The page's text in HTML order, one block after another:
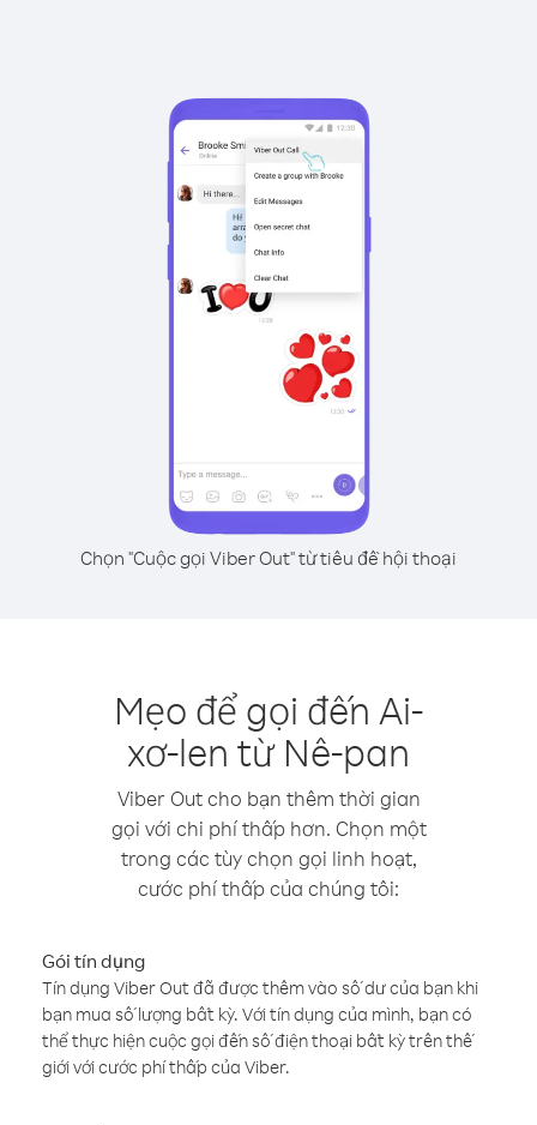
Chọn "Cuộc gọi Viber Out" từ tiêu đề hội thoại
Mẹo để gọi đến Ai-
xơ-len từ Nê-pan
Viber Out cho bạn thêm thời gian
gọi với chi phí thấp hơn. Chọn một
trong các tùy chọn gọi linh hoạt,
cước phí thấp của chúng tôi:
Gói tín dụng
Tín dụng Viber Out đã được thêm vào số dư của bạn khi
bạn mua số lượng bất kỳ. Với tín dụng của mình, bạn có
thể thực hiện cuộc gọi đến số điện thoại bất kỳ trên thế
giới với cước phí thấp của Viber.